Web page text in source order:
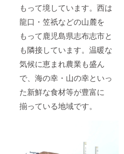
もって境しています。西は
龍口・笠祇などの山麓を
もって鹿児島県志布志市と
も隣接しています。温暖な
気候に恵まれ農業も盛ん
で、海の幸・山の幸といっ
た新鮮な食材等が豊富に
揃っている地域です。